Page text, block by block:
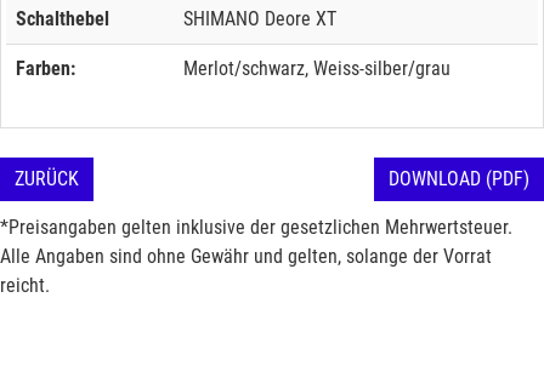
Schalthebel SHIMANO Deore XT
Farben: Merlot/schwarz, Weiss-silber/grau
ZURÜCK DOWNLOAD (PDF)
*Preisangaben gelten inklusive der gesetzlichen Mehrwertsteuer.
Alle Angaben sind ohne Gewähr und gelten, solange der Vorrat
reicht.